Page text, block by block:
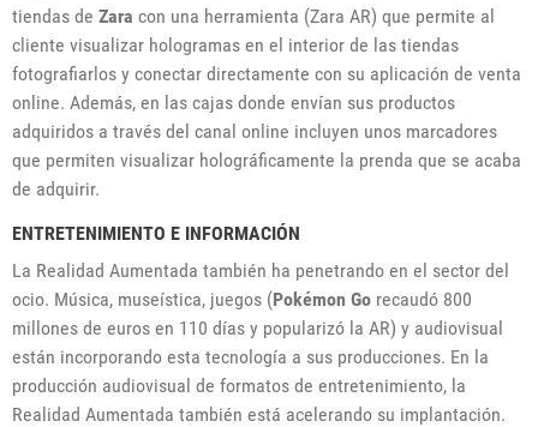
tiendas de Zara con una herramienta (Zara AR) que permite al
cliente visualizar hologramas en el interior de las tiendas
fotografiarlos y conectar directamente con su aplicación de venta
online. Además, en las cajas donde envían sus productos
adquiridos a través del canal online incluyen unos marcadores
que permiten visualizar holográficamente la prenda que se acaba
de adquirir.
ENTRETENIMIENTO E INFORMACIÓN
La Realidad Aumentada también ha penetrando en el sector del
ocio. Música, museística, juegos (Pokémon Go recaudó 800
millones de euros en 110 días y popularizó la AR) y audiovisual
están incorporando esta tecnología a sus producciones. En la
producción audiovisual de formatos de entretenimiento, la
Realidad Aumentada también está acelerando su implantación.